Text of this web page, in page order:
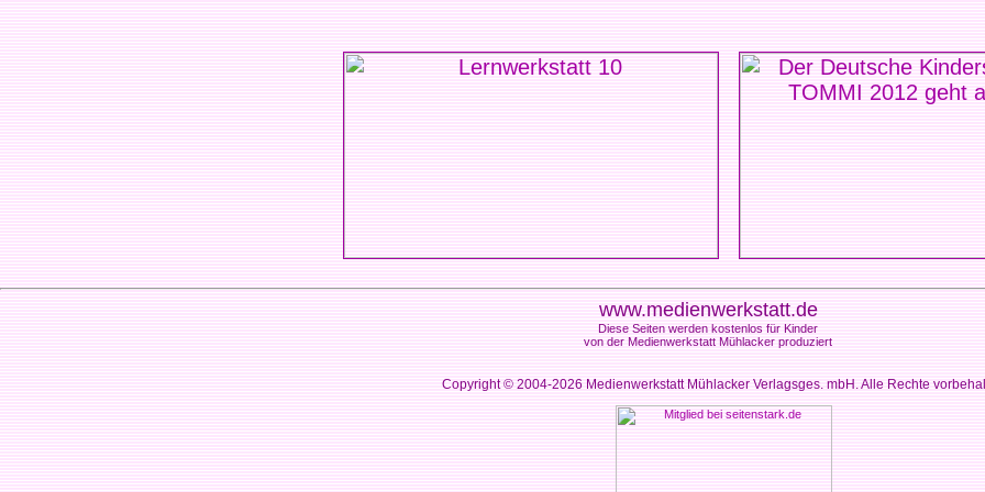
www.medienwerkstatt.de
Diese Seiten werden kostenlos für Kinder
von der Medienwerkstatt Mühlacker produziert
Copyright © 2004-2026Medienwerkstatt Mühlacker Verlagsges. mbH. Alle Rechte